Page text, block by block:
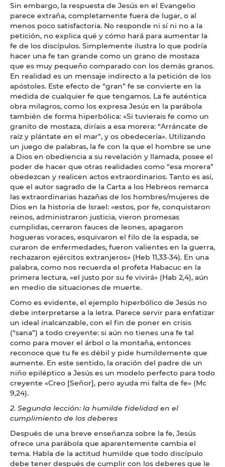
Sin embargo, la respuesta de Jesús en el Evangelio
parece extraña, completamente fuera de lugar, o al
menos poco satisfactoria. No responde ni sí ni no a la
petición, no explica qué y cómo hará para aumentar la
fe de los discípulos. Simplemente ilustra lo que podría
hacer una fe tan grande como un grano de mostaza
que es muy pequeño comparado con los demás granos.
En realidad es un mensaje indirecto a la petición de los
apóstoles. Este efecto de “gran” fe se convierte en la
medida de cualquier fe que tengamos. La fe auténtica
obra milagros, como los expresa Jesús en la parábola
también de forma hiperbólica: «Si tuvierais fe como un
granito de mostaza, diríais a esa morera: “Arráncate de
raíz y plántate en el mar”, y os obedecería». Utilizando
un juego de palabras, la fe con la que el hombre se une
a Dios en obediencia a su revelación y llamada, posee el
poder de hacer que otras realidades como “esa morera”
obedezcan y realicen actos extraordinarios. Tanto es así,
que el autor sagrado de la Carta a los Hebreos remarca
las extraordinarias hazañas de los hombres/mujeres de
Dios en la historia de Israel: «estos, por fe, conquistaron
reinos, administraron justicia, vieron promesas
cumplidas, cerraron fauces de leones, apagaron
hogueras voraces, esquivaron el filo de la espada, se
curaron de enfermedades, fueron valientes en la guerra,
rechazaron ejércitos extranjeros» (Heb 11,33-34). En una
palabra, como nos recuerda el profeta Habacuc en la
primera lectura, «el justo por su fe vivirá» (Hab 2,4), aún
en medio de situaciones de muerte.
Como es evidente, el ejemplo hiperbólico de Jesús no
debe interpretarse a la letra. Parece servir para enfatizar
un ideal inalcanzable, con el fin de poner en crisis
(“sana”) a todo creyente: si aún no tienes una fe tal
como para mover el árbol o la montaña, entonces
reconoce que tu fe es débil y pide humildemente que
aumente. En este sentido, la oración del padre de un
niño epiléptico a Jesús es un modelo perfecto para todo
creyente «Creo [Señor], pero ayuda mi falta de fe» (Mc
9,24).
2. Segunda lección: la humilde fidelidad en el
cumplimiento de los deberes
Después de una breve enseñanza sobre la fe, Jesús
ofrece una parábola que aparentemente cambia el
tema. Habla de la actitud humilde que todo discípulo
debe tener después de cumplir con los deberes que le